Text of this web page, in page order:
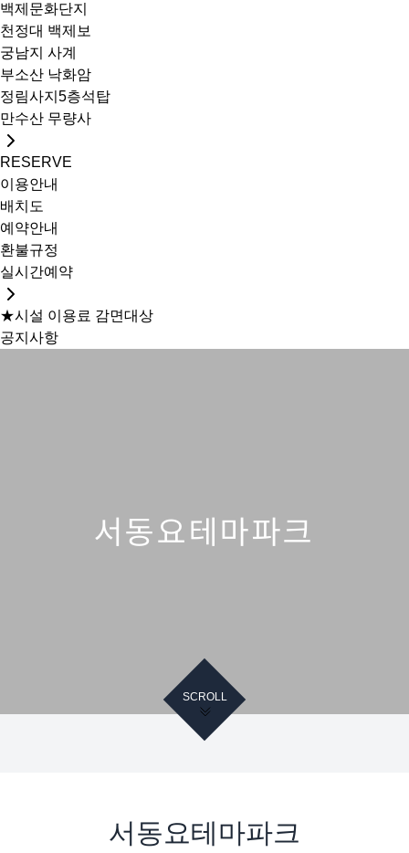
백제문화단지
천정대 백제보
궁남지 사계
부소산 낙화암
정림사지5층석탑
만수산 무량사
RESERVE
이용안내
배치도
예약안내
환불규정
실시간예약
★시설 이용료 감면대상
공지사항
서동요테마파크
SCROLL
서동요테마파크